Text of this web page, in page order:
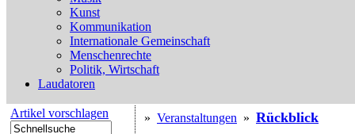
Kunst
Kommunikation
Internationale Gemeinschaft
Menschenrechte
Politik, Wirtschaft
Laudatoren
Artikel vorschlagen » Veranstaltungen » Rückblick